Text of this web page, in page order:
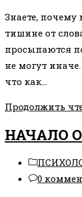
записи:
Знаете, почему
тишине от
просыпаются
не могут
что как…
Продолжить
НАЧАЛО
Рубрика
записи:
0